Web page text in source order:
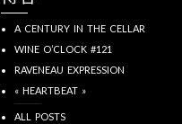
A CENTURY IN THE CELLAR
WINE O’CLOCK #121
RAVENEAU EXPRESSION
« HEARTBEAT »
ALL POSTS